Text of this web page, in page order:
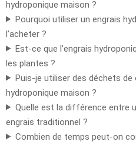
hydroponique maison ?
Pourquoi utiliser un engrais
l’acheter ?
Est-ce que l’engrais
les plantes ?
Puis-je utiliser des déchets de
hydroponique maison ?
Quelle est la différence entre
engrais traditionnel ?
Combien de temps peut-on